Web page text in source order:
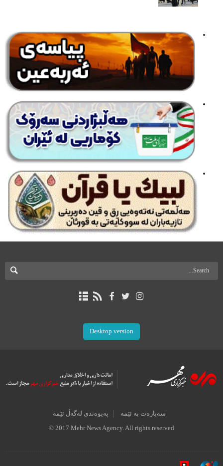
Desktop version
سەبارەت بە ئێمە پەیوەندی لەگەڵ ئێمە
© 2017 Mehr News Agency. All rights reserved